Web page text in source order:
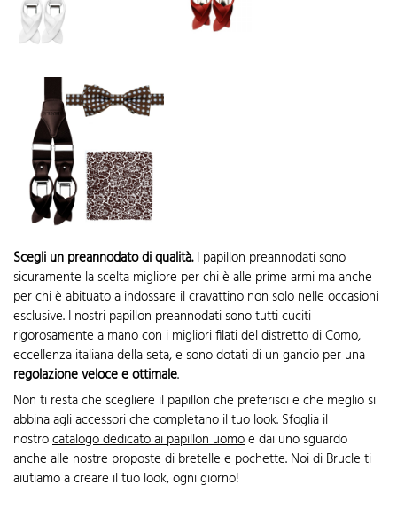
Scegli un preannodato di qualità.I papillon preannodati sono
sicuramente la scelta migliore per chi è alle prime armi ma anche
per chi è abituato a indossare il cravattino non solo nelle occasioni
esclusive. I nostri papillon preannodati sono tutti cuciti
rigorosamente a mano con i migliori filati del distretto di Como,
eccellenza italiana della seta, e sono dotati di un gancio per una
regolazione veloce e ottimale.
Non ti resta che scegliere il papillon che preferisci e che meglio si
abbina agli accessori che completano il tuo look. Sfoglia il
nostrocatalogo dedicato ai papillon uomoe dai uno sguardo
anche alle nostre proposte di bretelle e pochette. Noi di Brucle ti
aiutiamo a creare il tuo look, ogni giorno!